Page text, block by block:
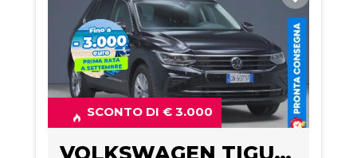
SCONTO DI € 3.000
VOLKSWAGEN TIGUAN